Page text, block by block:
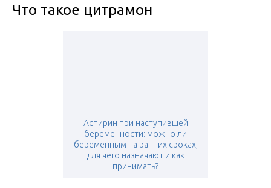
Что такое цитрамон
Аспирин при наступившей
беременности: можно ли
беременным на ранних сроках,
для чего назначают и как
принимать?